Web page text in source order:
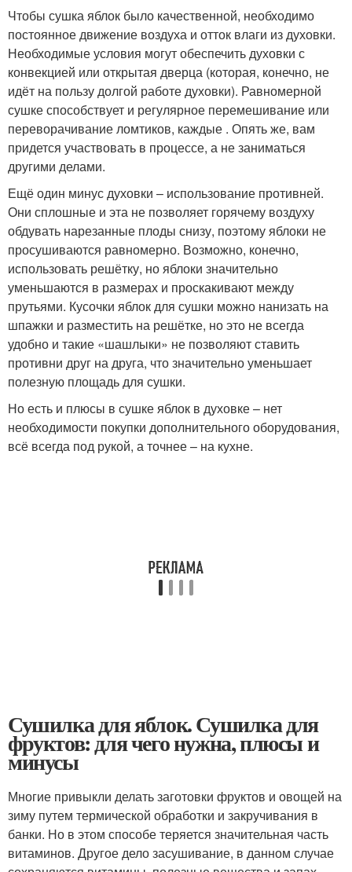
Чтобы сушка яблок было качественной, необходимо
постоянное движение воздуха и отток влаги из духовки.
Необходимые условия могут обеспечить духовки с
конвекцией или открытая дверца (которая, конечно, не
идёт на пользу долгой работе духовки). Равномерной
сушке способствует и регулярное перемешивание или
переворачивание ломтиков, каждые . Опять же, вам
придется участвовать в процессе, а не заниматься
другими делами.
Ещё один минус духовки – использование противней.
Они сплошные и эта не позволяет горячему воздуху
обдувать нарезанные плоды снизу, поэтому яблоки не
просушиваются равномерно. Возможно, конечно,
использовать решётку, но яблоки значительно
уменьшаются в размерах и проскакивают между
прутьями. Кусочки яблок для сушки можно нанизать на
шпажки и разместить на решётке, но это не всегда
удобно и такие «шашлыки» не позволяют ставить
противни друг на друга, что значительно уменьшает
полезную площадь для сушки.
Но есть и плюсы в сушке яблок в духовке – нет
необходимости покупки дополнительного оборудования,
всё всегда под рукой, а точнее – на кухне.
Сушилка для яблок. Сушилка для
фруктов: для чего нужна, плюсы и
минусы
Многие привыкли делать заготовки фруктов и овощей на
зиму путем термической обработки и закручивания в
банки. Но в этом способе теряется значительная часть
витаминов. Другое дело засушивание, в данном случае